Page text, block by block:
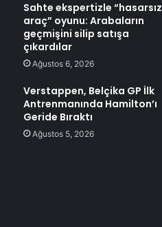
Sahte ekspertizle “hasarsız
araç” oyunu: Arabaların
geçmişini silip satışa
çıkardılar
Ağustos 6, 2026
Verstappen, Belçika GP İlk
Antrenmanında Hamilton’ı
Geride Bıraktı
Ağustos 5, 2026